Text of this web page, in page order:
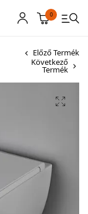
0
Előző Termék
Következő
Termék